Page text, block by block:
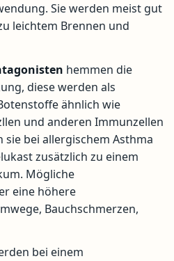
Sie werden meist gut
leichtem Brennen und
hemmen die
diese werden als
ähnlich wie
und anderen Immunzellen
bei allergischem Asthma
zusätzlich zu einem
Mögliche
eine höhere
Bauchschmerzen,
bei einem